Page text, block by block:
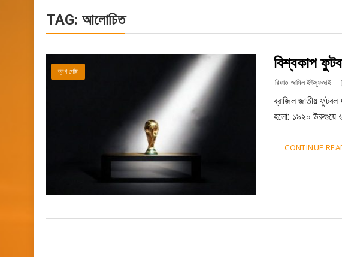
TAG: আলোচিত
ব্লগ পোষ্ট বিশ্বকাপ
রিফাত জামিল ইউসুফজাই
ব্রাজিল জাতীয় ফুটবল
হলো: ১৯২০ উরুগুয়ে
CONTINUE